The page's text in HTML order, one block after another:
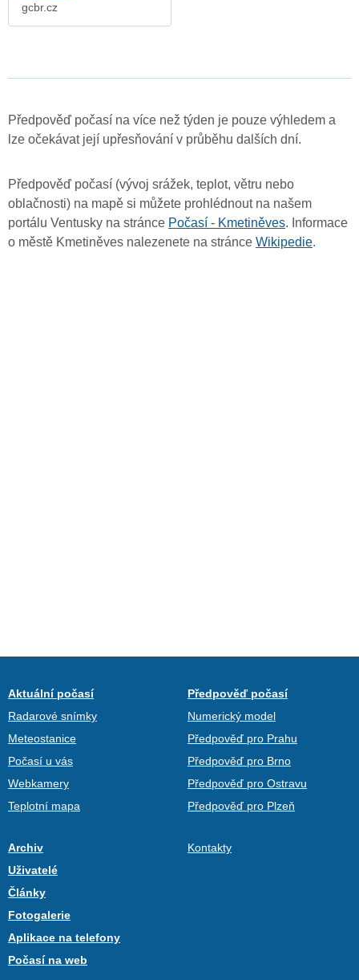
gcbr.cz
Předpověď počasí na více než týden je pouze výhledem a
lze očekávat její upřesňování v průběhu dalších dní.
Předpověď počasí (vývoj srážek, teplot, větru nebo
oblačnosti) na mapě si můžete prohlédnout na našem
portálu Ventusky na stránce Počasí - Kmetiněves. Informace
o městě Kmetiněves nalezenete na stránce Wikipedie.
Aktuální počasí
Radarové snímky
Meteostanice
Počasí u vás
Webkamery
Teplotní mapa
Předpověď počasí
Numerický model
Předpověď pro Prahu
Předpověď pro Brno
Předpověď pro Ostravu
Předpověď pro Plzeň
Archiv
Uživatelé
Články
Fotogalerie
Aplikace na telefony
Počasí na web
Kontakty